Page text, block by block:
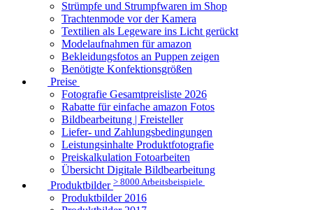
Strümpfe und Strumpfwaren im Shop
Trachtenmode vor der Kamera
Textilien als Legeware ins Licht gerückt
Modelaufnahmen für amazon
Bekleidungsfotos an Puppen zeigen
Benötigte Konfektionsgrößen
Preise
Fotografie Gesamtpreisliste 2026
Rabatte für einfache amazon Fotos
Bildbearbeitung | Freisteller
Liefer- und Zahlungsbedingungen
Leistungsinhalte Produktfotografie
Preiskalkulation Fotoarbeiten
Übersicht Digitale Bildbearbeitung
Produktbilder > 8000 Arbeitsbeispiele
Produktbilder 2016